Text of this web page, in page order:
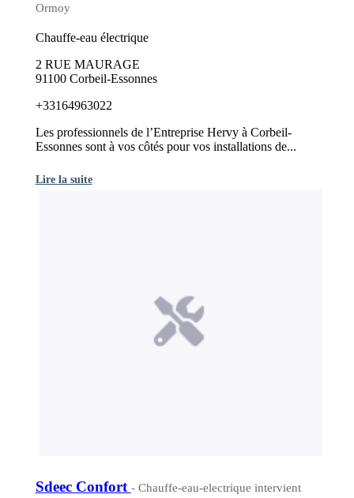
Ormoy
Chauffe-eau électrique
2 RUE MAURAGE
91100 Corbeil-Essonnes
+33164963022
Les professionnels de l’Entreprise Hervy à Corbeil-
Essonnes sont à vos côtés pour vos installations de...
Lire la suite
Sdeec Confort - Chauffe-eau-electrique intervient